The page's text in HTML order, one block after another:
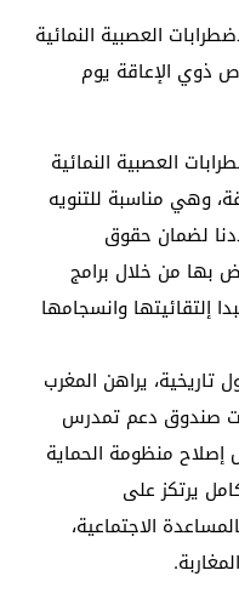
العصبية النمائية
ذوي الإعاقة يوم
العصبية النمائية
وهي مناسبة للتنويه
لضمان حقوق
بها من خلال برامج
إلتقائيتها وانسجامها
يراهن المغرب
صندوق دعم تمدرس
منظومة الحماية
يرتكز على
الاجتماعية،